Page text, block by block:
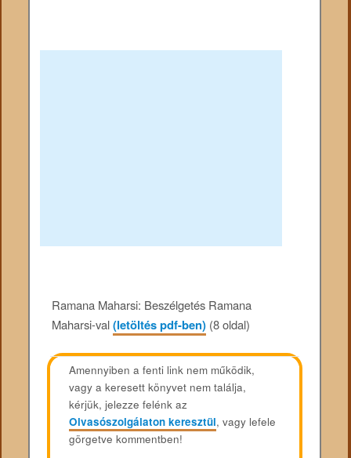
Ramana Maharsi: Beszélgetés Ramana
Maharsi-val(letöltés pdf-ben) (8 oldal)
Amennyiben a fenti link nem működik,
vagy a keresett könyvet nem találja,
kérjük, jelezze felénk az
Olvasószolgálaton keresztül, vagy lefele
görgetve kommentben!